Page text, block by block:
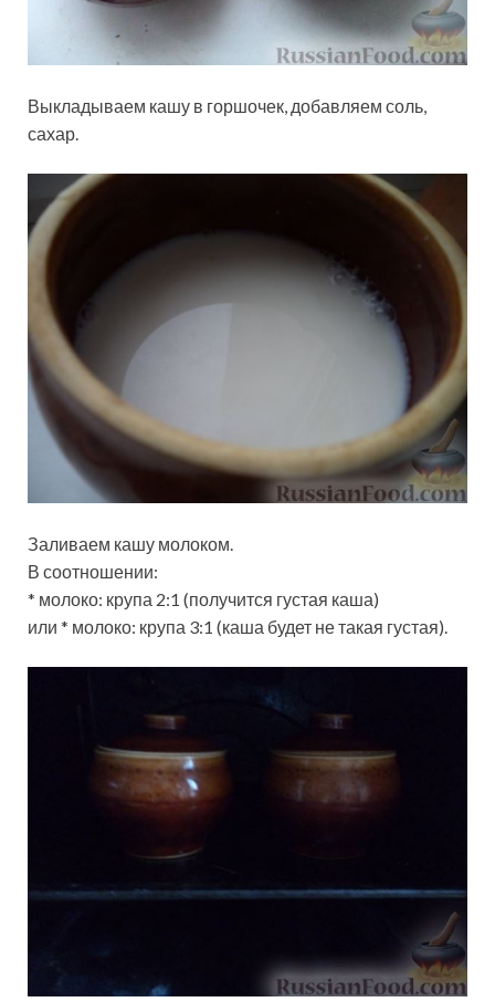
Выкладываем кашу в горшочек, добавляем соль,
сахар.
Заливаем кашу молоком.
В соотношении:
* молоко: крупа 2:1 (получится густая каша)
или * молоко: крупа 3:1 (каша будет не такая густая).